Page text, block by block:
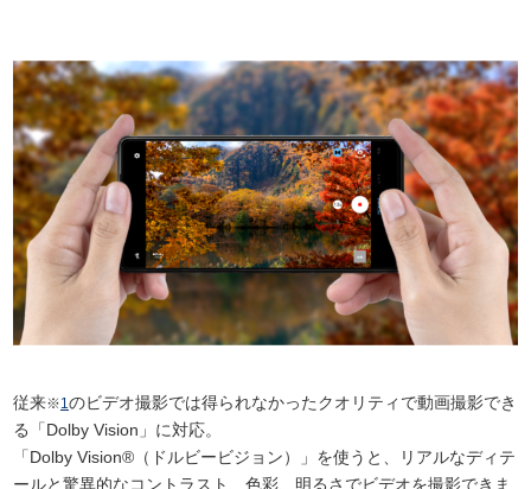
従来※1のビデオ撮影では得られなかったクオリティで動画撮影でき
る「Dolby Vision」に対応。
「Dolby Vision®（ドルビービジョン）」を使うと、リアルなディテ
ールと驚異的なコントラスト、色彩、明るさでビデオを撮影できま